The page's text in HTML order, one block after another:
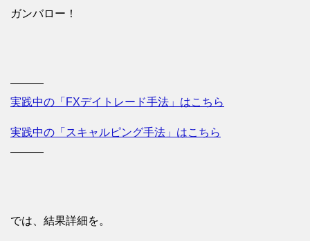
ガンバロー！
———
実践中の「FXデイトレード手法」はこちら
実践中の「スキャルピング手法」はこちら
———
では、結果詳細を。